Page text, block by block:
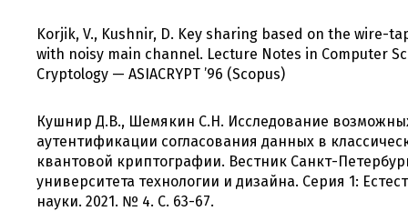
Korjik, V., Kushnir, D. Key sharing based on the wire-
with noisy main channel. Lecture Notes in Computer
Cryptology — ASIACRYPT ’96 (Scopus)
Кушнир Д.В., Шемякин С.Н. Исследование
аутентификации согласования данных в
квантовой криптографии. Вестник Санкт-
университета технологии и дизайна. Серия 1:
науки. 2021. № 4. С. 63-67.